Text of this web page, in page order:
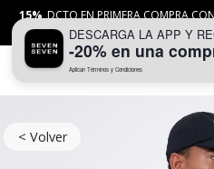
15% DCTO EN PRIMERA COMPRA
APLICAN
< Volver
DESCARGA LA APP Y
-20% en una
Aplican Términos y Condiciones